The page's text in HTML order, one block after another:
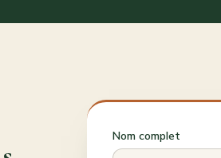
Nom complet